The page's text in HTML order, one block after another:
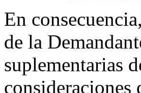
En
de la
suplementarias
consideraciones